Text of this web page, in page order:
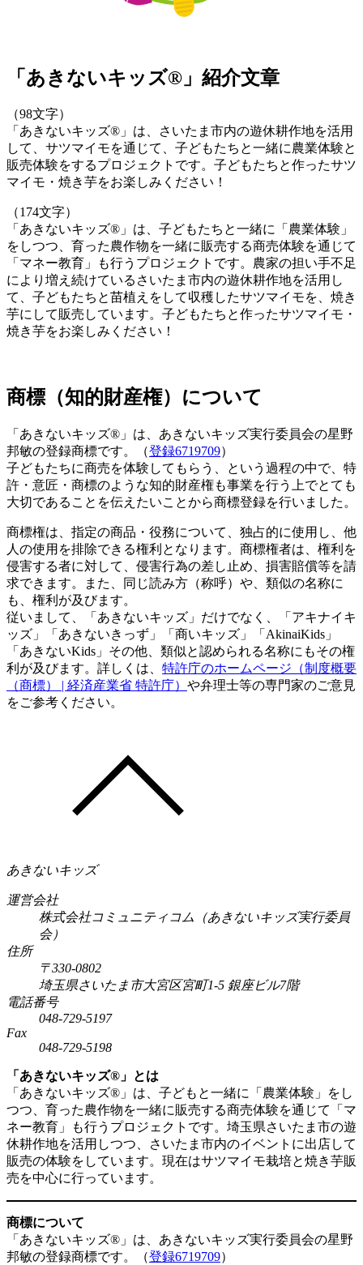
「あきないキッズ®」紹介文章
（98文字）
「あきないキッズ®」は、さいたま市内の遊休耕作地を活用
して、サツマイモを通じて、子どもたちと一緒に農業体験と
販売体験をするプロジェクトです。子どもたちと作ったサツ
マイモ・焼き芋をお楽しみください！
（174文字）
「あきないキッズ®」は、子どもたちと一緒に「農業体験」
をしつつ、育った農作物を一緒に販売する商売体験を通じて
「マネー教育」も行うプロジェクトです。農家の担い手不足
により増え続けているさいたま市内の遊休耕作地を活用し
て、子どもたちと苗植えをして収穫したサツマイモを、焼き
芋にして販売しています。子どもたちと作ったサツマイモ・
焼き芋をお楽しみください！
商標（知的財産権）について
「あきないキッズ®」は、あきないキッズ実行委員会の星野
邦敏の登録商標です。（登録6719709）
子どもたちに商売を体験してもらう、という過程の中で、特
許・意匠・商標のような知的財産権も事業を行う上でとても
大切であることを伝えたいことから商標登録を行いました。
商標権は、指定の商品・役務について、独占的に使用し、他
人の使用を排除できる権利となります。商標権者は、権利を
侵害する者に対して、侵害行為の差し止め、損害賠償等を請
求できます。また、同じ読み方（称呼）や、類似の名称に
も、権利が及びます。
従いまして、「あきないキッズ」だけでなく、「アキナイキ
ッズ」「あきないきっず」「商いキッズ」「AkinaiKids」
「あきないKids」その他、類似と認められる名称にもその権
利が及びます。詳しくは、 特許庁のホームページ（制度概要
（商標） | 経済産業省 特許庁） や弁理士等の専門家のご意見
をご参考ください。
あきないキッズ
運営会社
株式会社コミュニティコム（あきないキッズ実行委員
会）
住所
〒330-0802
埼玉県さいたま市大宮区宮町1-5 銀座ビル7階
電話番号
048-729-5197
Fax
048-729-5198
「あきないキッズ®」とは
「あきないキッズ®」は、子どもと一緒に「農業体験」をし
つつ、育った農作物を一緒に販売する商売体験を通じて「マ
ネー教育」も行うプロジェクトです。埼玉県さいたま市の遊
休耕作地を活用しつつ、さいたま市内のイベントに出店して
販売の体験をしています。現在はサツマイモ栽培と焼き芋販
売を中心に行っています。
商標について
「あきないキッズ®」は、あきないキッズ実行委員会の星野
邦敏の登録商標です。（登録6719709）